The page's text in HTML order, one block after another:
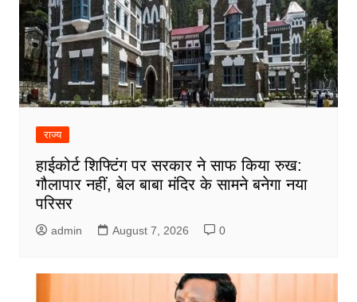
राज्य
हाईकोर्ट शिफ्टिंग पर सरकार ने साफ किया रुख:
गौलापार नहीं, बेल बाबा मंदिर के सामने बनेगा नया
परिसर
admin August 7, 2026 0